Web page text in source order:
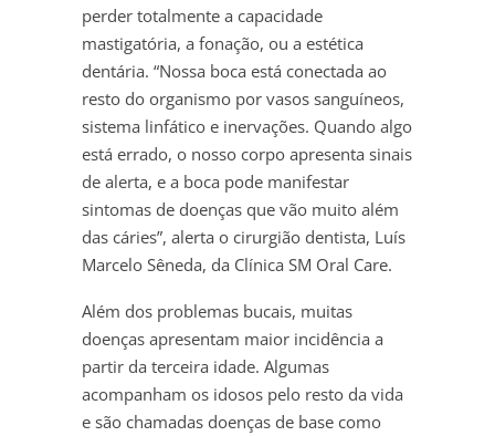
perder totalmente a capacidade
mastigatória, a fonação, ou a estética
dentária. “Nossa boca está conectada ao
resto do organismo por vasos sanguíneos,
sistema linfático e inervações. Quando algo
está errado, o nosso corpo apresenta sinais
de alerta, e a boca pode manifestar
sintomas de doenças que vão muito além
das cáries”, alerta o cirurgião dentista, Luís
Marcelo Sêneda, da Clínica SM Oral Care.
Além dos problemas bucais, muitas
doenças apresentam maior incidência a
partir da terceira idade. Algumas
acompanham os idosos pelo resto da vida
e são chamadas doenças de base como